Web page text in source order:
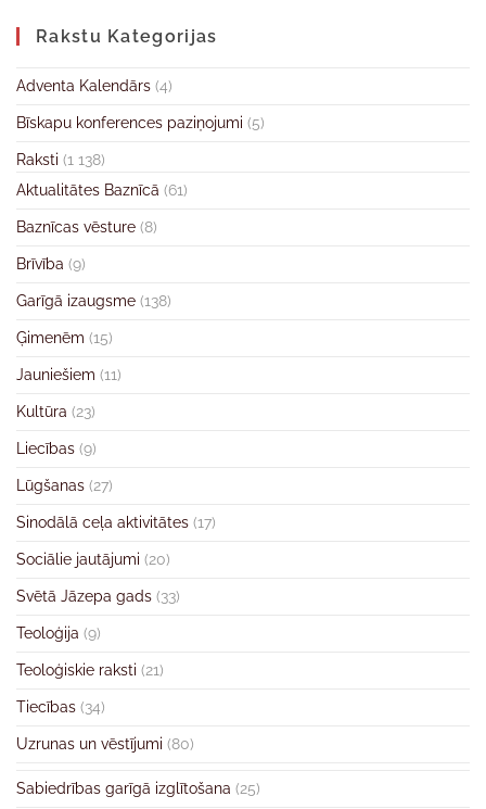
Rakstu Kategorijas
Adventa Kalendārs (4)
Bīskapu konferences paziņojumi (5)
Raksti (1 138)
Aktualitātes Baznīcā (61)
Baznīcas vēsture (8)
Brīvība (9)
Garīgā izaugsme (138)
Ģimenēm (15)
Jauniešiem (11)
Kultūra (23)
Liecības (9)
Lūgšanas (27)
Sinodālā ceļa aktivitātes (17)
Sociālie jautājumi (20)
Svētā Jāzepa gads (33)
Teoloģija (9)
Teoloģiskie raksti (21)
Tiecības (34)
Uzrunas un vēstījumi (80)
Sabiedrības garīgā izglītošana (25)